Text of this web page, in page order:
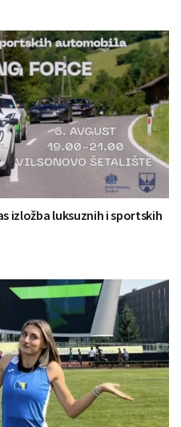
izložba luksuznih i sportskih